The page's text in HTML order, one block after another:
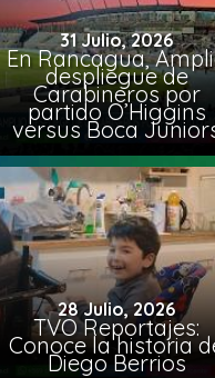
31 Julio, 2026
En Rancagua,
despliegue de
Carabineros por
partido O’Higgins
versus Boca
28 Julio, 2026
TVO Reportajes:
Conoce la historia
Diego Berrios